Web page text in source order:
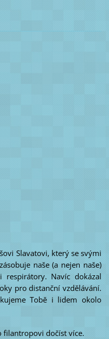
Slavatovi, který se svými
naše (a nejen naše)
respirátory. Navíc dokázal
pro distanční vzdělávání.
Tobě i lidem okolo
dočíst více.